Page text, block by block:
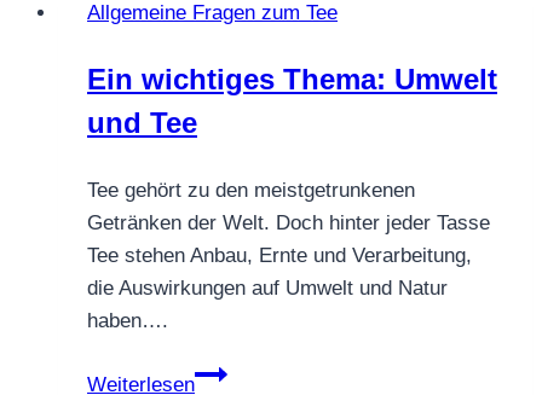
Allgemeine Fragen zum Tee
Ein wichtiges Thema: Umwelt
und Tee
Tee gehört zu den meistgetrunkenen
Getränken der Welt. Doch hinter jeder Tasse
Tee stehen Anbau, Ernte und Verarbeitung,
die Auswirkungen auf Umwelt und Natur
haben….
Weiterlesen
Ein